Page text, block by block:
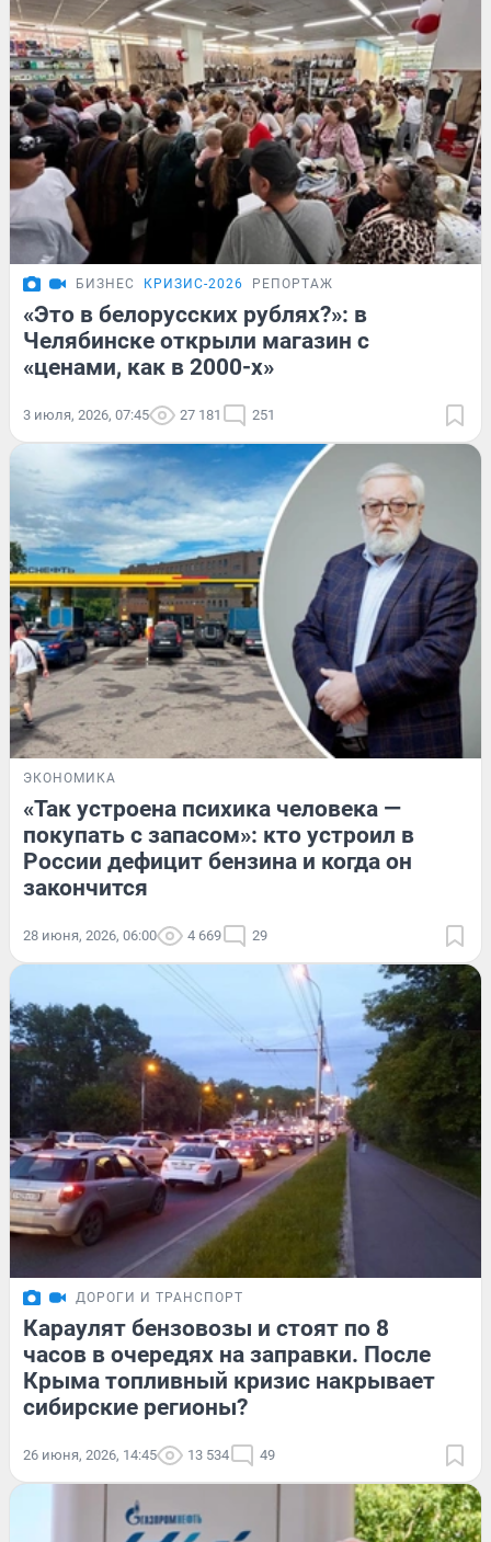
БИЗНЕС КРИЗИС-2026 РЕПОРТАЖ
«Это в белорусских рублях?»: в
Челябинске открыли магазин с
«ценами, как в 2000-х»
3 июля, 2026, 07:45 27 181 251
ЭКОНОМИКА
«Так устроена психика человека —
покупать с запасом»: кто устроил в
России дефицит бензина и когда он
закончится
28 июня, 2026, 06:00 4 669 29
ДОРОГИ И ТРАНСПОРТ
Караулят бензовозы и стоят по 8
часов в очередях на заправки. После
Крыма топливный кризис накрывает
сибирские регионы?
26 июня, 2026, 14:45 13 534 49